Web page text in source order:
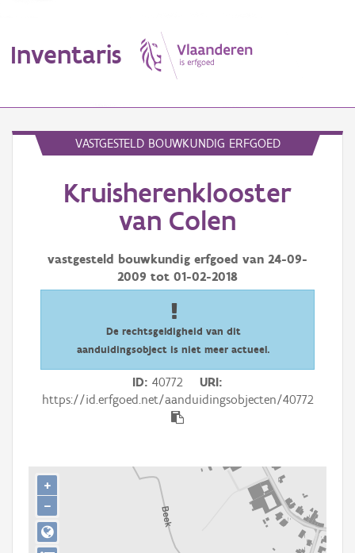
Inventaris
Erfgoedobject
Waarneming
Downloads
VASTGESTELD BOUWKUNDIG ERFGOED
Kruisherenklooster
van Colen
vastgesteld bouwkundig erfgoed van 24-09-
2009 tot 01-02-2018
De rechtsgeldigheid van dit
aanduidingsobject is niet meer actueel.
ID 40772
URI
https://id.erfgoed.net/aanduidingsobjecten/40772
+
−